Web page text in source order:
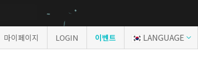
마이페이지 LOGIN 이벤트 LANGUAGE